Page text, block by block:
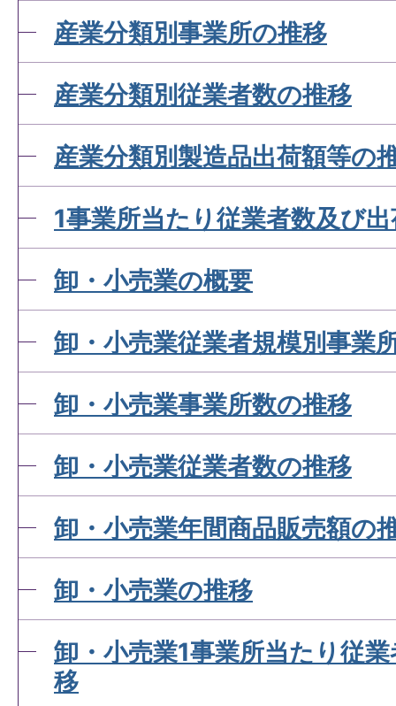
産業分類別事業所の推移
産業分類別従業者数の推移
産業分類別製造品出荷額等の
1事業所当たり従業者数及び
卸・小売業の概要
卸・小売業従業者規模別事業
卸・小売業事業所数の推移
卸・小売業従業者数の推移
卸・小売業年間商品販売額の
卸・小売業の推移
卸・小売業1事業所当たり従
移